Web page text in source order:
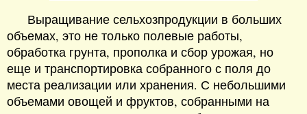
Выращивание сельхозпродукции в больших
объемах, это не только полевые работы,
обработка грунта, прополка и сбор урожая, но
еще и транспортировка собранного с поля до
места реализации или хранения. С небольшими
объемами овощей и фруктов, собранными на